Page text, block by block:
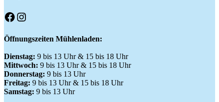
Facebook
Instagram
Öffnungszeiten Mühlenladen:
Dienstag: 9 bis 13 Uhr & 15 bis 18 Uhr
Mittwoch: 9 bis 13 Uhr & 15 bis 18 Uhr
Donnerstag: 9 bis 13 Uhr
Freitag: 9 bis 13 Uhr & 15 bis 18 Uhr
Samstag: 9 bis 13 Uhr